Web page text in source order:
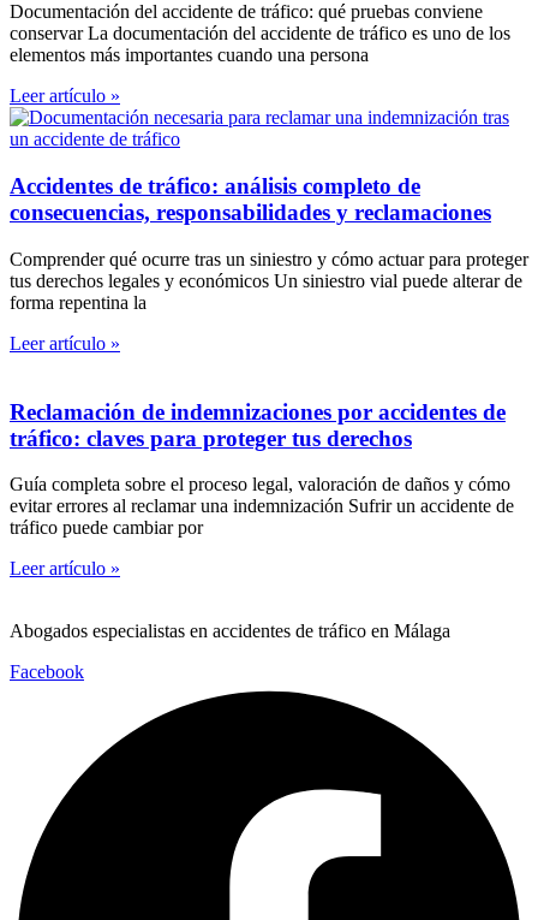
Documentación del accidente de tráfico: qué pruebas conviene
conservar La documentación del accidente de tráfico es uno de los
elementos más importantes cuando una persona
Leer artículo »
Accidentes de tráfico: análisis completo de
consecuencias, responsabilidades y reclamaciones
Comprender qué ocurre tras un siniestro y cómo actuar para proteger
tus derechos legales y económicos Un siniestro vial puede alterar de
forma repentina la
Leer artículo »
Reclamación de indemnizaciones por accidentes de
tráfico: claves para proteger tus derechos
Guía completa sobre el proceso legal, valoración de daños y cómo
evitar errores al reclamar una indemnización Sufrir un accidente de
tráfico puede cambiar por
Leer artículo »
Abogados especialistas en accidentes de tráfico en Málaga
Facebook